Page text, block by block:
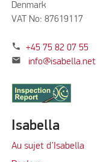
Denmark
VAT No: 87619117
phone +45 75 82 07 55
mail info@isabella.net
Isabella
Au sujet d’Isabella